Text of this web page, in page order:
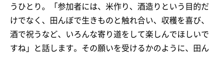
うひとり。「参加者には、米作り、酒造りという目的だ
けでなく、田んぼで生きものと触れ合い、収穫を喜び、
酒で祝うなど、いろんな寄り道をして楽しんでほしいで
すね」と話します。その願いを受けるかのように、田ん